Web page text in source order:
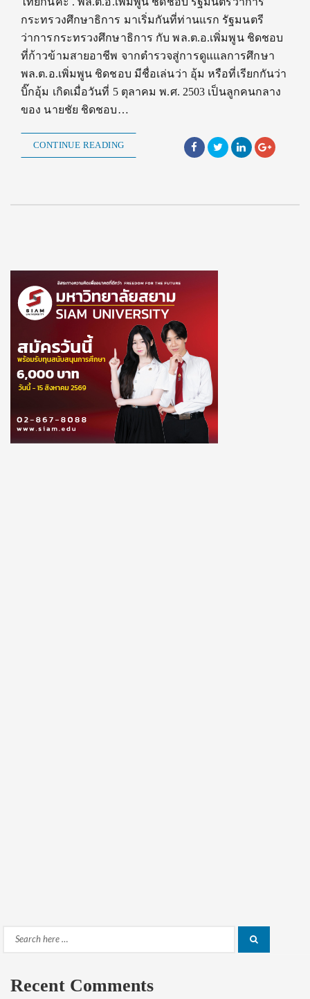
กระทรวงศึกษาธิการ มาเริ่มกันที่ท่านแรก รัฐมนตรี
ว่าการกระทรวงศึกษาธิการ กับ พล.ต.อ.เพิ่มพูน ชิดชอบ
ที่ก้าวข้ามสายอาชีพ จากตำรวจสู่การดูแแลการศึกษา
พล.ต.อ.เพิ่มพูน ชิดชอบ มีชื่อเล่นว่า อุ้ม หรือที่เรียกกันว่า
บิ๊กอุ้ม เกิดเมื่อวันที่ 5 ตุลาคม พ.ศ. 2503 เป็นลูกคนกลาง
ของ นายชัย ชิดชอบ…
CONTINUE READING
Search
Recent Comments